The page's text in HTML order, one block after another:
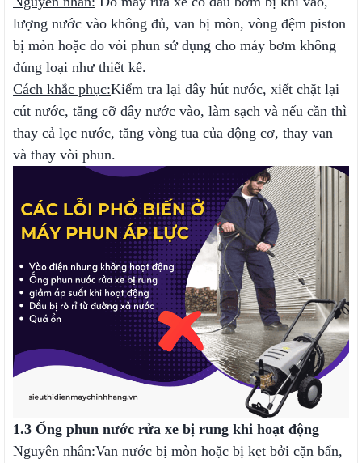
lượng nước vào không đủ, van bị mòn, vòng đệm piston
bị mòn hoặc do vòi phun sử dụng cho máy bơm không
đúng loại như thiết kế.
Cách khắc phục:Kiểm tra lại dây hút nước, xiết chặt lại
cút nước, tăng cỡ dây nước vào, làm sạch và nếu cần thì
thay cả lọc nước, tăng vòng tua của động cơ, thay van
và thay vòi phun.
1.3 Ống phun nước rửa xe bị rung khi hoạt động
Nguyên nhân:Van nước bị mòn hoặc bị kẹt bởi cặn bẩn,